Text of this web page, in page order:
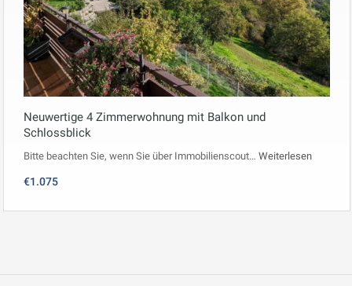
Neuwertige 4 Zimmerwohnung mit Balkon und
Schlossblick
Bitte beachten Sie, wenn Sie über Immobilienscout… Weiterlesen
€1.075